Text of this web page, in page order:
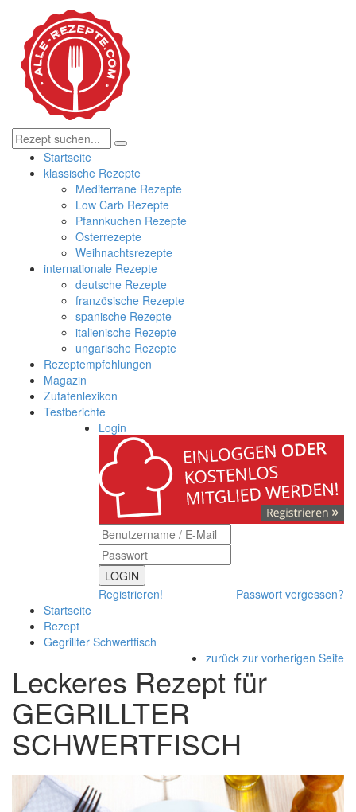
Startseite
klassische Rezepte
Mediterrane Rezepte
Low Carb Rezepte
Pfannkuchen Rezepte
Osterrezepte
Weihnachtsrezepte
internationale Rezepte
deutsche Rezepte
französische Rezepte
spanische Rezepte
italienische Rezepte
ungarische Rezepte
Rezeptempfehlungen
Magazin
Zutatenlexikon
Testberichte
Login
LOGIN
Registrieren!
Passwort vergessen?
Startseite
Rezept
Gegrillter Schwertfisch
zurück zur vorherigen Seite
Leckeres Rezept für
GEGRILLTER
SCHWERTFISCH